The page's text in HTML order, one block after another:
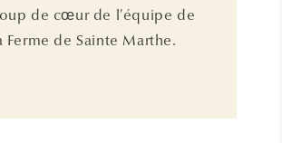
de cœur de l'équipe de
Ferme de Sainte Marthe.